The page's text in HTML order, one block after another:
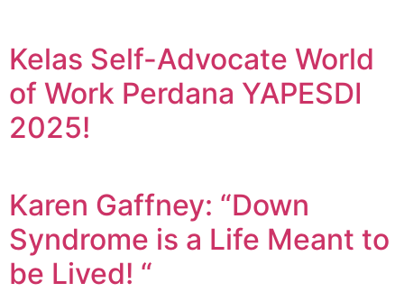
Kelas Self-Advocate World
of Work Perdana YAPESDI
2025!
Karen Gaffney: “Down
Syndrome is a Life Meant to
be Lived! “